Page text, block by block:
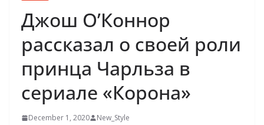
Джош О’Коннор
рассказал о своей роли
принца Чарльза в
сериале «Корона»
December 1, 2020 New_Style